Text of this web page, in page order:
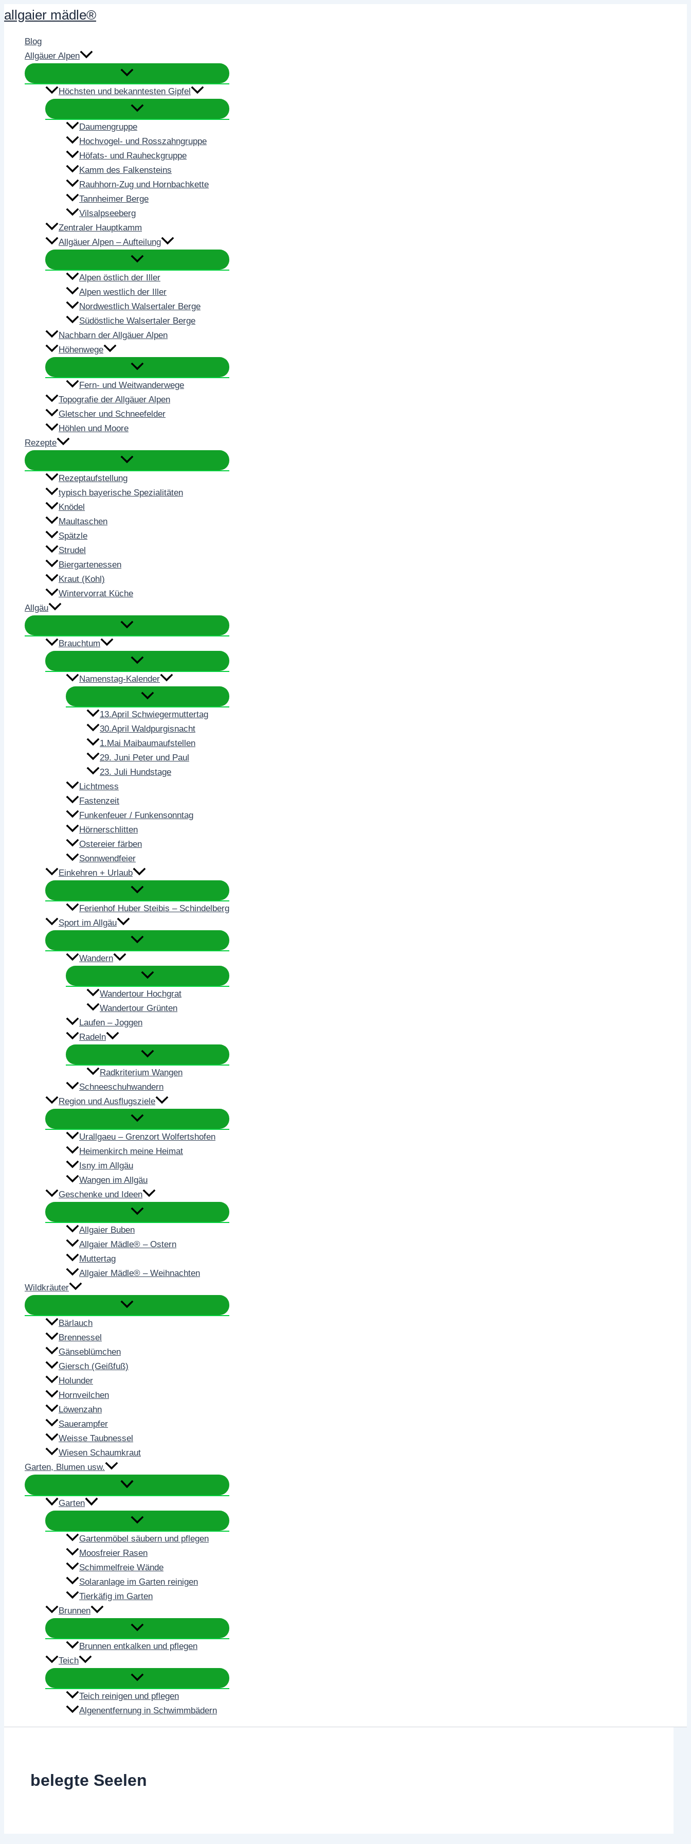
Zum
Inhalt
springen
allgaier mädle®
Blog
Allgäuer Alpen
Höchsten und bekanntesten Gipfel
Daumengruppe
Hochvogel- und Rosszahngruppe
Höfats- und Rauheckgruppe
Kamm des Falkensteins
Rauhhorn-Zug und Hornbachkette
Tannheimer Berge
Vilsalpseeberg
Zentraler Hauptkamm
Allgäuer Alpen – Aufteilung
Alpen östlich der Iller
Alpen westlich der Iller
Nordwestlich Walsertaler Berge
Südöstliche Walsertaler Berge
Nachbarn der Allgäuer Alpen
Höhenwege
Fern- und Weitwanderwege
Topografie der Allgäuer Alpen
Gletscher und Schneefelder
Höhlen und Moore
Rezepte
Rezeptaufstellung
typisch bayerische Spezialitäten
Knödel
Maultaschen
Spätzle
Strudel
Biergartenessen
Kraut (Kohl)
Wintervorrat Küche
Allgäu
Brauchtum
Namenstag-Kalender
13.April Schwiegermuttertag
30.April Waldpurgisnacht
1.Mai Maibaumaufstellen
29. Juni Peter und Paul
23. Juli Hundstage
Lichtmess
Fastenzeit
Funkenfeuer / Funkensonntag
Hörnerschlitten
Ostereier färben
Sonnwendfeier
Einkehren + Urlaub
Ferienhof Huber Steibis – Schindelberg
Sport im Allgäu
Wandern
Wandertour Hochgrat
Wandertour Grünten
Laufen – Joggen
Radeln
Radkriterium Wangen
Schneeschuhwandern
Region und Ausflugsziele
Urallgaeu – Grenzort Wolfertshofen
Heimenkirch meine Heimat
Isny im Allgäu
Wangen im Allgäu
Geschenke und Ideen
Allgaier Buben
Allgaier Mädle® – Ostern
Muttertag
Allgaier Mädle® – Weihnachten
Wildkräuter
Bärlauch
Brennessel
Gänseblümchen
Giersch (Geißfuß)
Holunder
Hornveilchen
Löwenzahn
Sauerampfer
Weisse Taubnessel
Wiesen Schaumkraut
Garten, Blumen usw.
Garten
Gartenmöbel säubern und pflegen
Moosfreier Rasen
Schimmelfreie Wände
Solaranlage im Garten reinigen
Tierkäfig im Garten
Brunnen
Brunnen entkalken und pflegen
Teich
Teich reinigen und pflegen
Algenentfernung in Schwimmbädern
belegte Seelen